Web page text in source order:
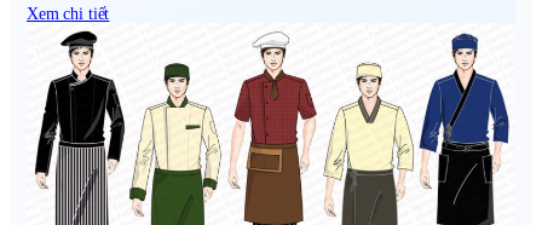
Xem chi tiết